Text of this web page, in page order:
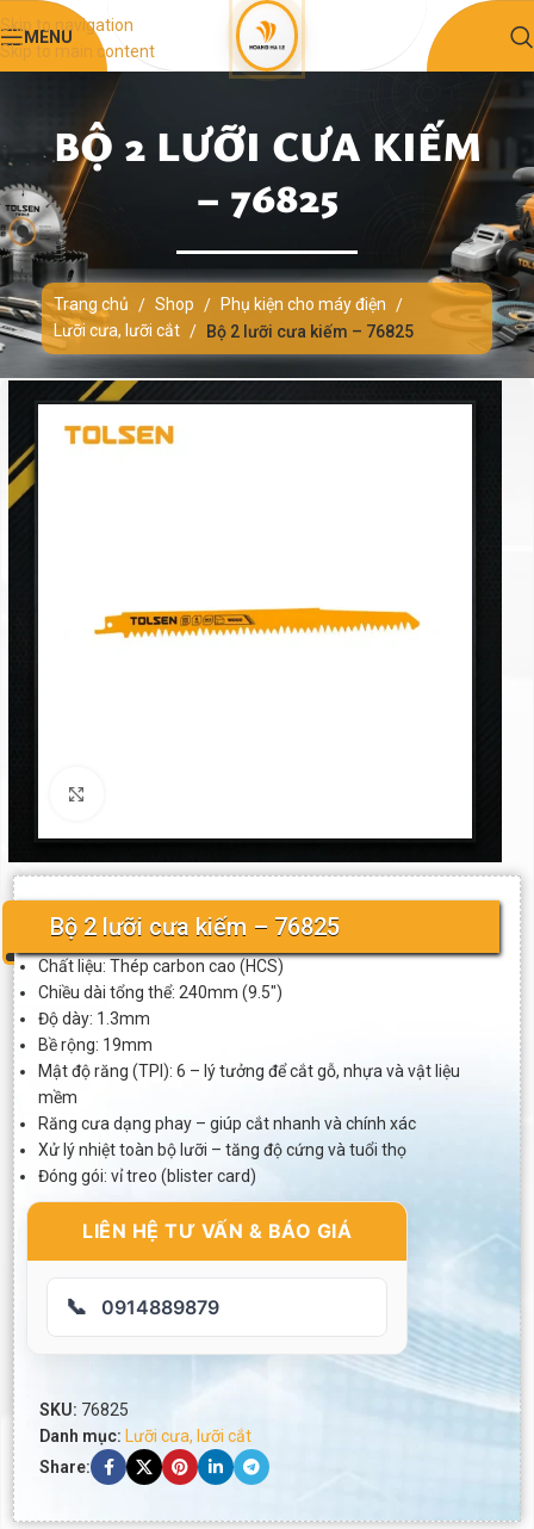
Skip to navigation
Skip to main content
MENU
BỘ 2 LƯỠI CƯA KIẾM
– 76825
Trang chủ / Shop / Phụ kiện cho máy điện /
Lưỡi cưa, lưỡi cắt / Bộ 2 lưỡi cưa kiếm – 76825
Bộ 2 lưỡi cưa kiếm – 76825
Chất liệu: Thép carbon cao (HCS)
Chiều dài tổng thể: 240mm (9.5″)
Độ dày: 1.3mm
Bề rộng: 19mm
Mật độ răng (TPI): 6 – lý tưởng để cắt gỗ, nhựa và vật liệu
mềm
Răng cưa dạng phay – giúp cắt nhanh và chính xác
Xử lý nhiệt toàn bộ lưỡi – tăng độ cứng và tuổi thọ
Đóng gói: vỉ treo (blister card)
LIÊN HỆ TƯ VẤN & BÁO GIÁ
📞 0914889879
SKU: 76825
Danh mục: Lưỡi cưa, lưỡi cắt
Share: